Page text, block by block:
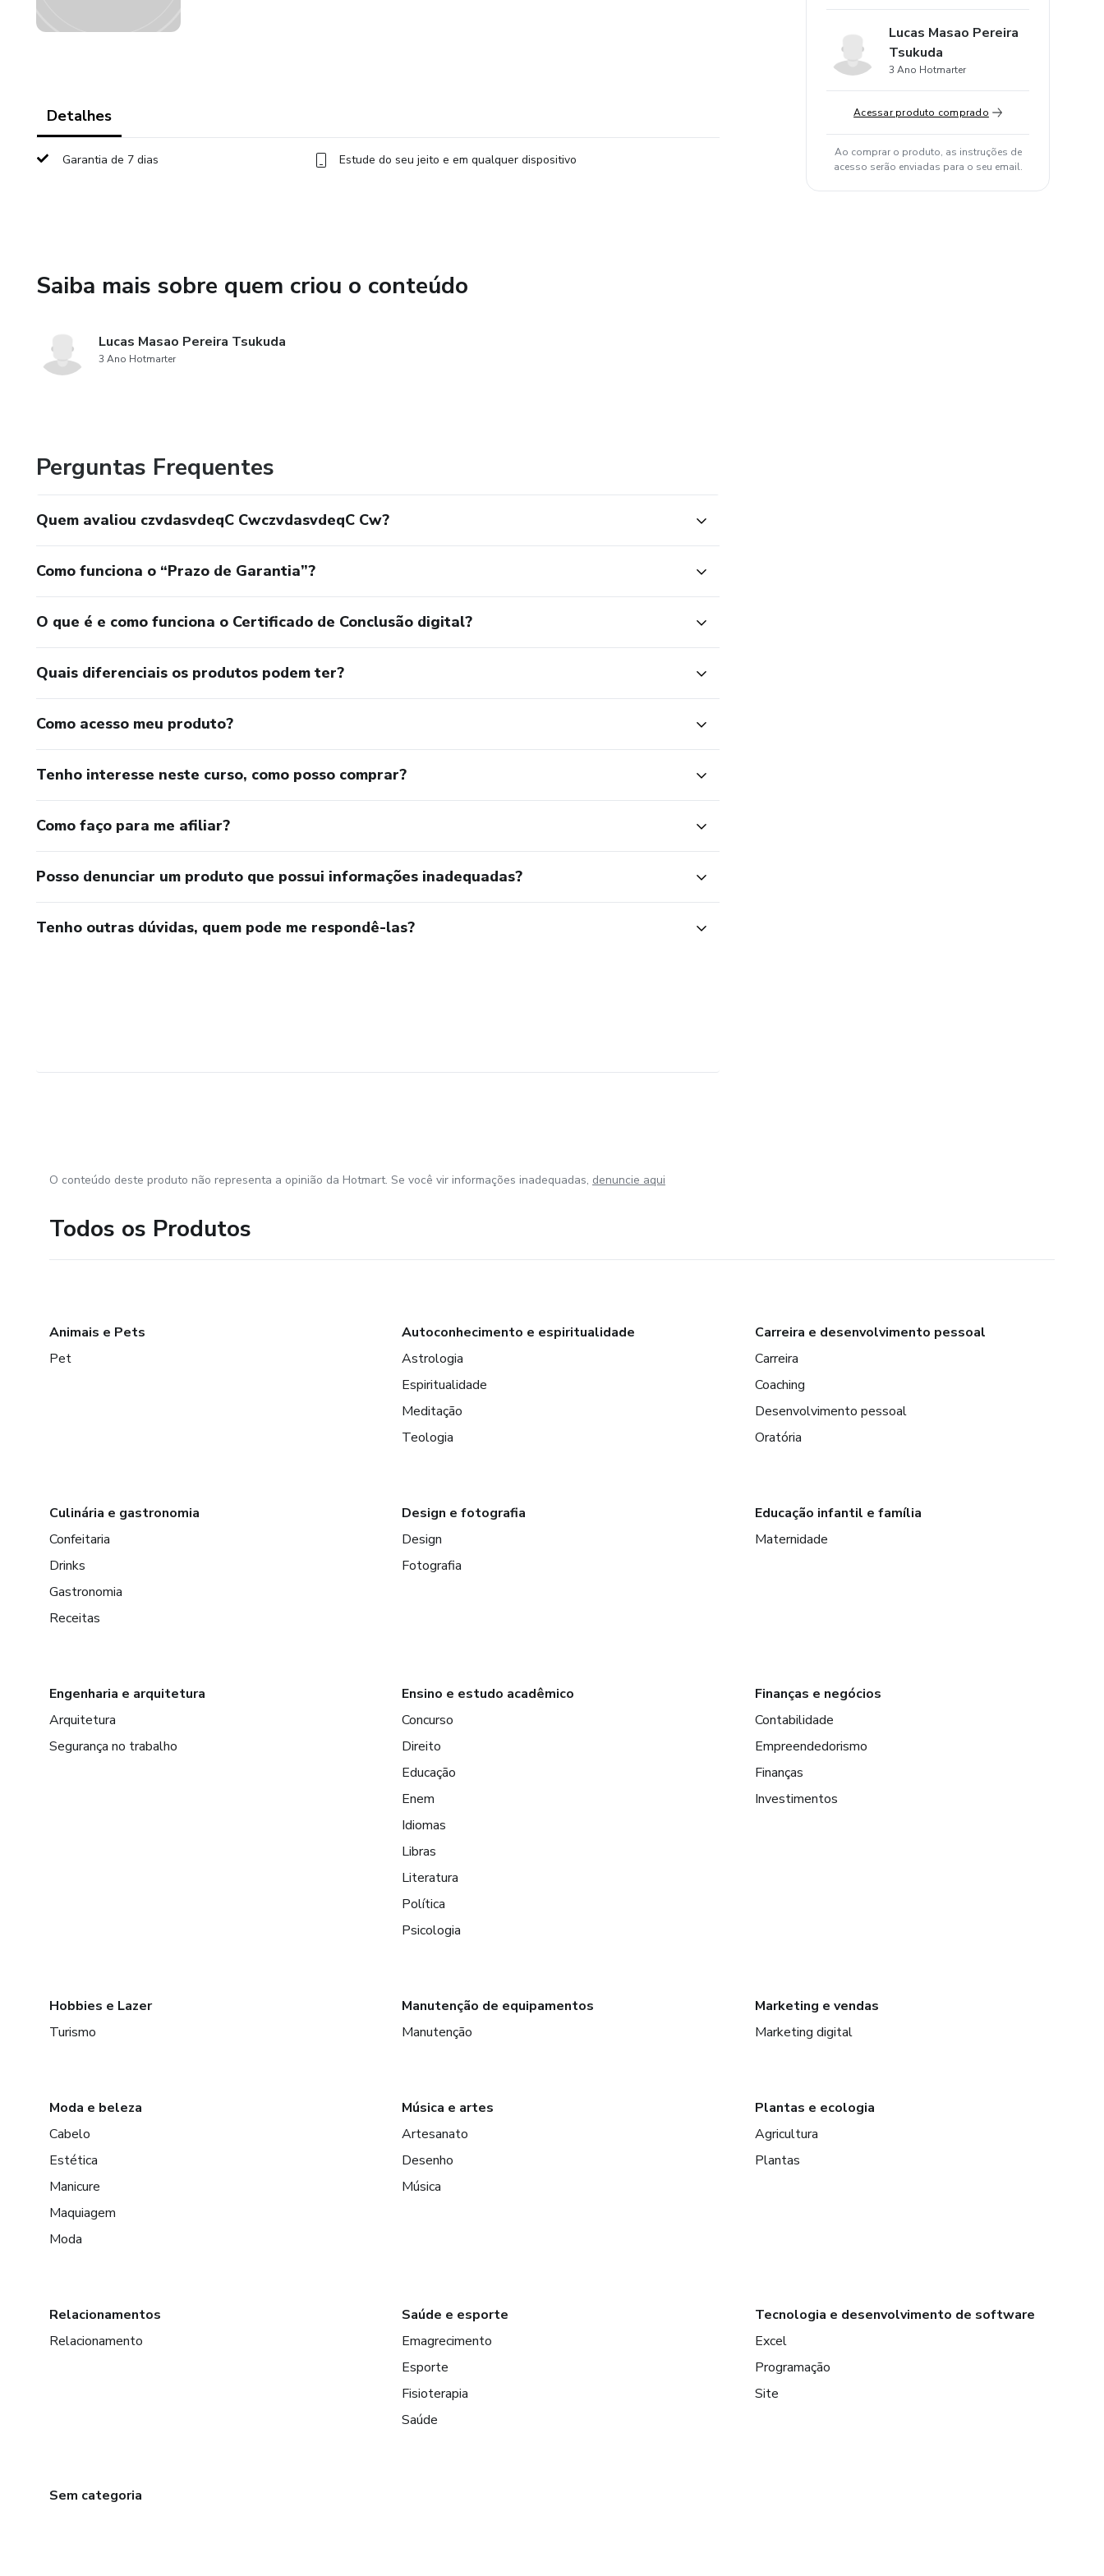
Detalhes
Garantia de 7 dias Estude do seu jeito e em qualquer dispositivo
Saiba mais sobre quem criou o conteúdo
Lucas Masao Pereira Tsukuda
3 Ano Hotmarter
Perguntas Frequentes
Quem avaliou czvdasvdeqC CwczvdasvdeqC Cw?
Como funciona o “Prazo de Garantia”?
O que é e como funciona o Certificado de Conclusão digital?
Quais diferenciais os produtos podem ter?
Como acesso meu produto?
Tenho interesse neste curso, como posso comprar?
Como faço para me afiliar?
Posso denunciar um produto que possui informações inadequadas?
Tenho outras dúvidas, quem pode me respondê-las?
Lucas Masao Pereira
Tsukuda
3 Ano Hotmarter
Acessar produto comprado
Ao comprar o produto, as instruções de
acesso serão enviadas para o seu email.
O conteúdo deste produto não representa a opinião da Hotmart. Se você vir informações inadequadas, denuncie aqui
Todos os Produtos
Animais e Pets
Pet
Autoconhecimento e espiritualidade
Astrologia
Espiritualidade
Meditação
Teologia
Carreira e desenvolvimento pessoal
Carreira
Coaching
Desenvolvimento pessoal
Oratória
Culinária e gastronomia
Confeitaria
Drinks
Gastronomia
Receitas
Design e fotografia
Design
Fotografia
Educação infantil e família
Maternidade
Engenharia e arquitetura
Arquitetura
Segurança no trabalho
Ensino e estudo acadêmico
Concurso
Direito
Educação
Enem
Idiomas
Libras
Literatura
Política
Psicologia
Finanças e negócios
Contabilidade
Empreendedorismo
Finanças
Investimentos
Hobbies e Lazer
Turismo
Manutenção de equipamentos
Manutenção
Marketing e vendas
Marketing digital
Moda e beleza
Cabelo
Estética
Manicure
Maquiagem
Moda
Música e artes
Artesanato
Desenho
Música
Plantas e ecologia
Agricultura
Plantas
Relacionamentos
Relacionamento
Saúde e esporte
Emagrecimento
Esporte
Fisioterapia
Saúde
Tecnologia e desenvolvimento de software
Excel
Programação
Site
Sem categoria